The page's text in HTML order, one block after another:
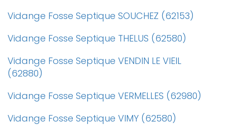
Vidange Fosse Septique SOUCHEZ (62153)
Vidange Fosse Septique THELUS (62580)
Vidange Fosse Septique VENDIN LE VIEIL
(62880)
Vidange Fosse Septique VERMELLES (62980)
Vidange Fosse Septique VIMY (62580)